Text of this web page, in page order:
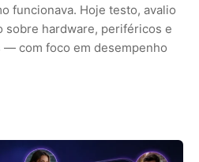
funcionava. Hoje testo, avalio
sobre hardware, periféricos e
— com foco em desempenho